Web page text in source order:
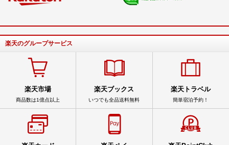
楽天のグループサービス
楽天市場
商品数は1億点以上
楽天ブックス
いつでも全品送料無料
楽天トラベル
簡単宿泊予約！